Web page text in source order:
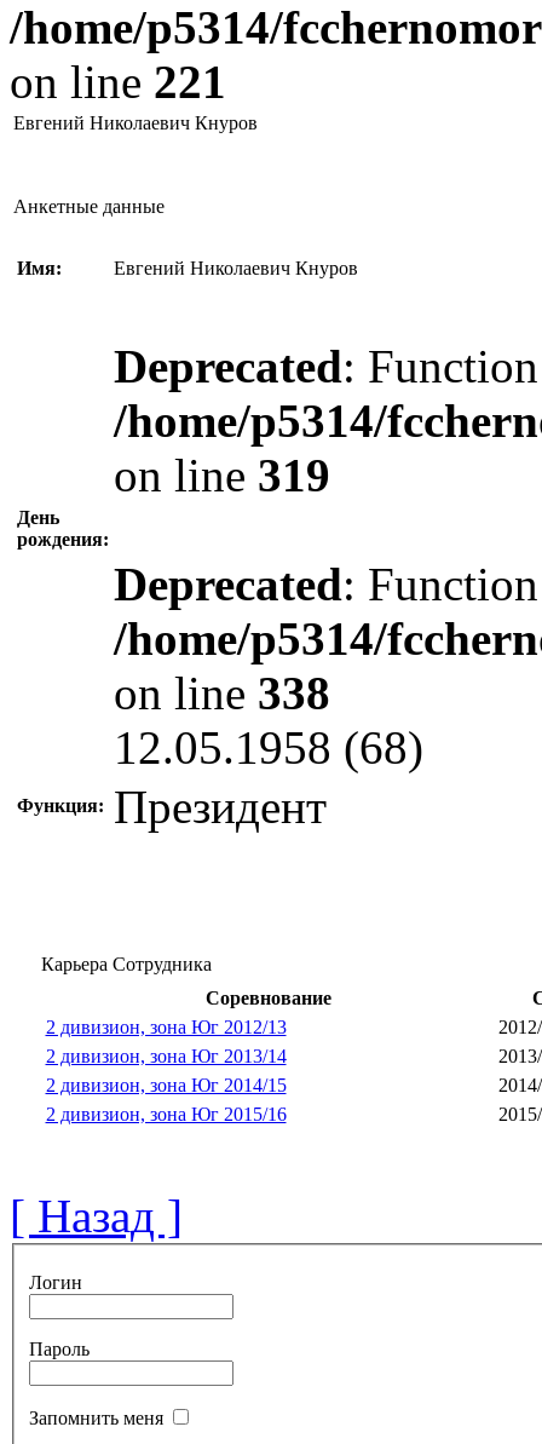
/home/p5314/
on line 221
Евгений Николаевич Кнуров
Анкетные данные
Имя: Евгений Николаевич Кнуров
День
рождения:
Deprecated:
/home/p5314/
on line 319
Deprecated:
/home/p5314/
on line 338
12.05.1958 (68)
Функция: Президент
Карьера Сотрудника
Соревнование
2 дивизион, зона Юг 2012/13
2 дивизион, зона Юг 2013/14
2 дивизион, зона Юг 2014/15
2 дивизион, зона Юг 2015/16
[ Назад ]
Логин
Пароль
Запомнить меня